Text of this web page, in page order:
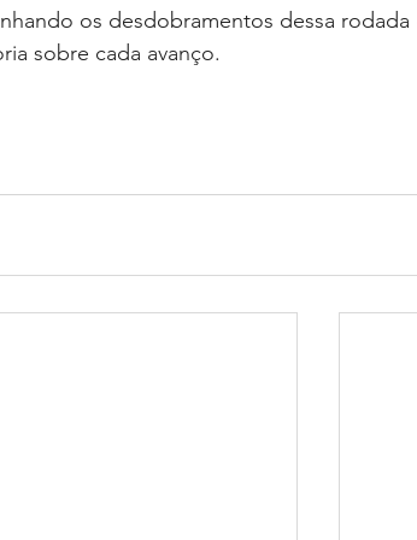
os desdobramentos dessa
sobre cada avanço.